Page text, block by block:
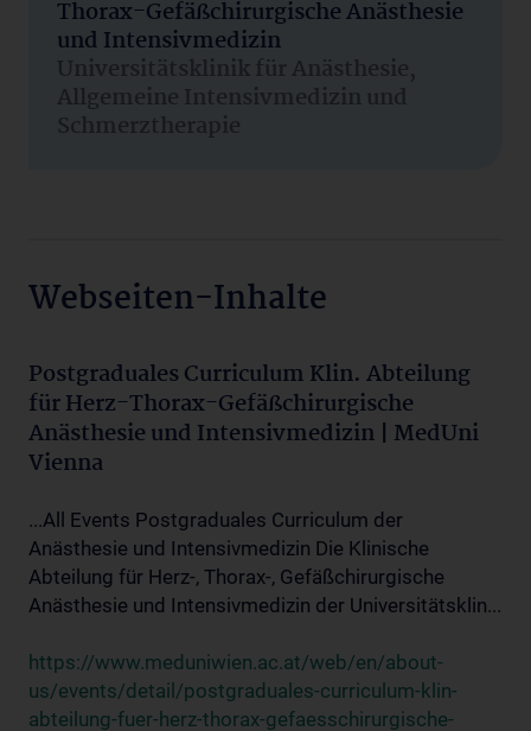
Thorax-Gefäßchirurgische Anästhesie
und Intensivmedizin
Universitätsklinik für Anästhesie,
Allgemeine Intensivmedizin und
Schmerztherapie
Webseiten-Inhalte
Postgraduales Curriculum Klin. Abteilung
für Herz-Thorax-Gefäßchirurgische
Anästhesie und Intensivmedizin | MedUni
Vienna
...All Events Postgraduales Curriculum der
Anästhesie und Intensivmedizin Die Klinische
Abteilung für Herz-, Thorax-, Gefäßchirurgische
Anästhesie und Intensivmedizin der Universitätsklin...
https://www.meduniwien.ac.at/web/en/about-
us/events/detail/postgraduales-curriculum-klin-
abteilung-fuer-herz-thorax-gefaesschirurgische-